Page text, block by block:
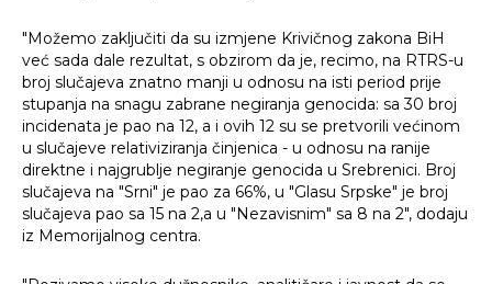
"Možemo zaključiti da su izmjene Krivičnog zakona BiH
već sada dale rezultat, s obzirom da je, recimo, na RTRS-u
broj slučajeva znatno manji u odnosu na isti period prije
stupanja na snagu zabrane negiranja genocida: sa 30 broj
incidenata je pao na 12, a i ovih 12 su se pretvorili većinom
u slučajeve relativiziranja činjenica - u odnosu na ranije
direktne i najgrublje negiranje genocida u Srebrenici. Broj
slučajeva na "Srni" je pao za 66%, u "Glasu Srpske" je broj
slučajeva pao sa 15 na 2,a u "Nezavisnim" sa 8 na 2", dodaju
iz Memorijalnog centra.